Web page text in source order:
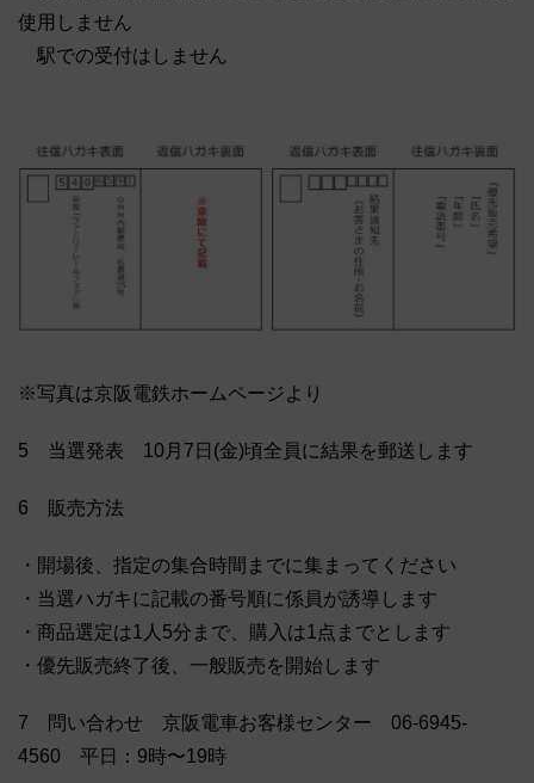
使用しません
駅での受付はしません
※写真は京阪電鉄ホームページより
5 当選発表 10月7日(金)頃全員に結果を郵送します
6 販売方法
・開場後、指定の集合時間までに集まってください
・当選ハガキに記載の番号順に係員が誘導します
・商品選定は1人5分まで、購入は1点までとします
・優先販売終了後、一般販売を開始します
7 問い合わせ 京阪電車お客様センター 06-6945-
4560 平日：9時〜19時